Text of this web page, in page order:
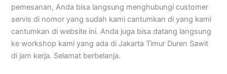
pemesanan, Anda bisa langsung menghubungi customer
servis di nomor yang sudah kami cantumkan di yang kami
cantumkan di website ini. Anda juga bisa datang langsung
ke workshop kami yang ada di Jakarta Timur Duren Sawit
di jam kerja. Selamat berbelanja.